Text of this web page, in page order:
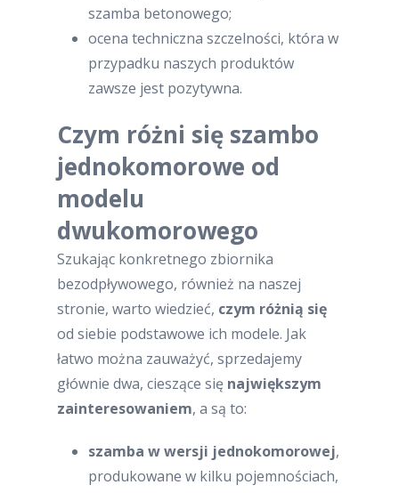
szamba betonowego;
ocena techniczna szczelności, która w
przypadku naszych produktów
zawsze jest pozytywna.
Czym różni się szambo
jednokomorowe od
modelu
dwukomorowego
Szukając konkretnego zbiornika
bezodpływowego, również na naszej
stronie, warto wiedzieć, czym różnią się
od siebie podstawowe ich modele. Jak
łatwo można zauważyć, sprzedajemy
głównie dwa, cieszące się największym
zainteresowaniem, a są to:
szamba w wersji jednokomorowej,
produkowane w kilku pojemnościach,